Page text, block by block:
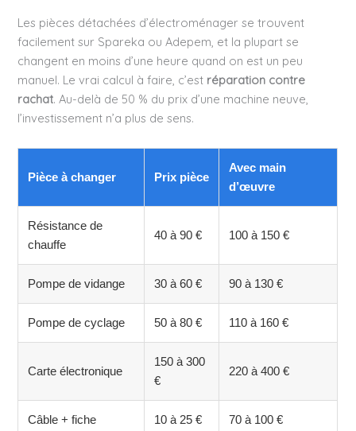
Les pièces détachées d’électroménager se trouvent
facilement sur Spareka ou Adepem, et la plupart se
changent en moins d’une heure quand on est un peu
manuel. Le vrai calcul à faire, c’est réparation contre
rachat. Au-delà de 50 % du prix d’une machine neuve,
l’investissement n’a plus de sens.
Pièce à changer Prix pièce
Avec main
d’œuvre
Résistance de
chauffe
40 à 90 € 100 à 150 €
Pompe de vidange 30 à 60 € 90 à 130 €
Pompe de cyclage 50 à 80 € 110 à 160 €
Carte électronique
150 à 300
€
220 à 400 €
Câble + fiche 10 à 25 € 70 à 100 €